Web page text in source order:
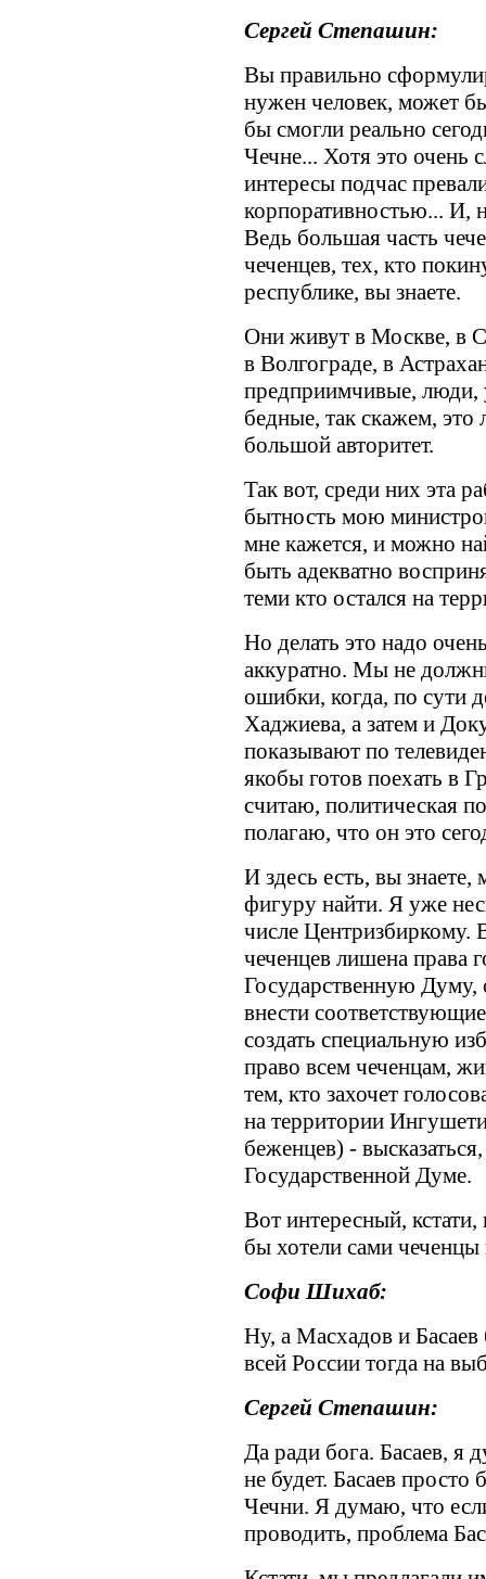
Сергей Степашин:
Вы правильно
нужен человек, может
бы смогли реально
Чечне... Хотя это очень
интересы подчас
корпоративностью... И,
Ведь большая часть
чеченцев, тех, кто
республике, вы знаете.
Они живут в Москве, в
в Волгограде, в
предприимчивые, люди,
бедные, так скажем,
большой авторитет.
Так вот, среди них эта
бытность мою
мне кажется, и можно
быть адекватно
теми кто остался на
Но делать это надо
аккуратно. Мы не
ошибки, когда, по сути
Хаджиева, а затем и
показывают по
якобы готов поехать в
считаю, политическая
полагаю, что он это
И здесь есть, вы
фигуру найти. Я уже
числе Центризбиркому.
чеченцев лишена права
Государственную Думу,
внести
создать специальную
право всем чеченцам,
тем, кто захочет
на территории
беженцев) -
Государственной Думе.
Вот интересный,
бы хотели сами чеченцы
Софи Шихаб:
Ну, а Масхадов и
всей России тогда на
Сергей Степашин:
Да ради бога. Басаев, я
не будет. Басаев
Чечни. Я думаю, что
проводить, проблема